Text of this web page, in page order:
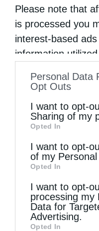
Please note that
is processed you
interest-based
information
to your opt-out.
information by
of downstream
information may
third parties on
Downstream
disclose it to other
Personal Data
Opt Outs
I want to opt-
Sharing of my
Opted In
I want to opt-
of my Personal
Opted In
I want to opt-
processing my
Data for
Advertising.
Opted In
ΕΛΠΙΔΟΦΌΡΟΣ
ΠΟΡΕΊΑ
ΜΟΙΡΑΣΟΥ
Ο Κερκύρας, οι